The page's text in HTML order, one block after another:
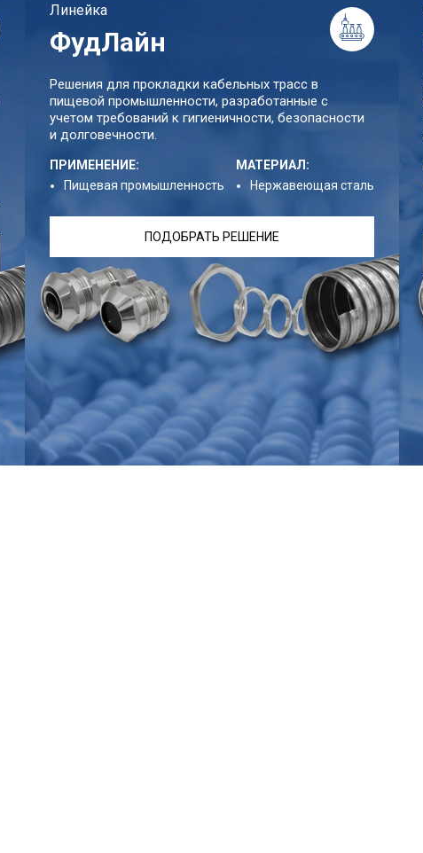
Линейка
ФудЛайн
Решения для прокладки кабельных трасс в
пищевой промышленности, разработанные с
учетом требований к гигиеничности, безопасности
и долговечности.
ПРИМЕНЕНИЕ:
Пищевая промышленность
МАТЕРИАЛ:
Нержавеющая сталь
ПОДОБРАТЬ РЕШЕНИЕ